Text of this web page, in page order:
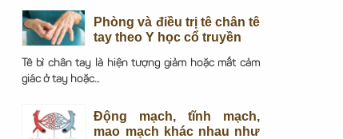
Phòng và điều trị tê chân tê
tay theo Y học cổ truyền
Tê bì chân tay là hiện tượng giảm hoặc mất cảm
giác ở tay hoặc...
Động mạch, tĩnh mạch,
mao mạch khác nhau như